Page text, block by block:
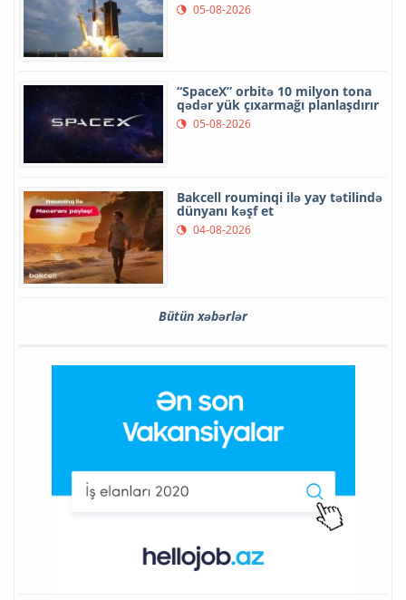
05-08-2026
“SpaceX” orbitə 10 milyon tona
qədər yük çıxarmağı planlaşdırır
05-08-2026
Bakcell rouminqi ilə yay tətilində
dünyanı kəşf et
04-08-2026
Bütün xəbərlər